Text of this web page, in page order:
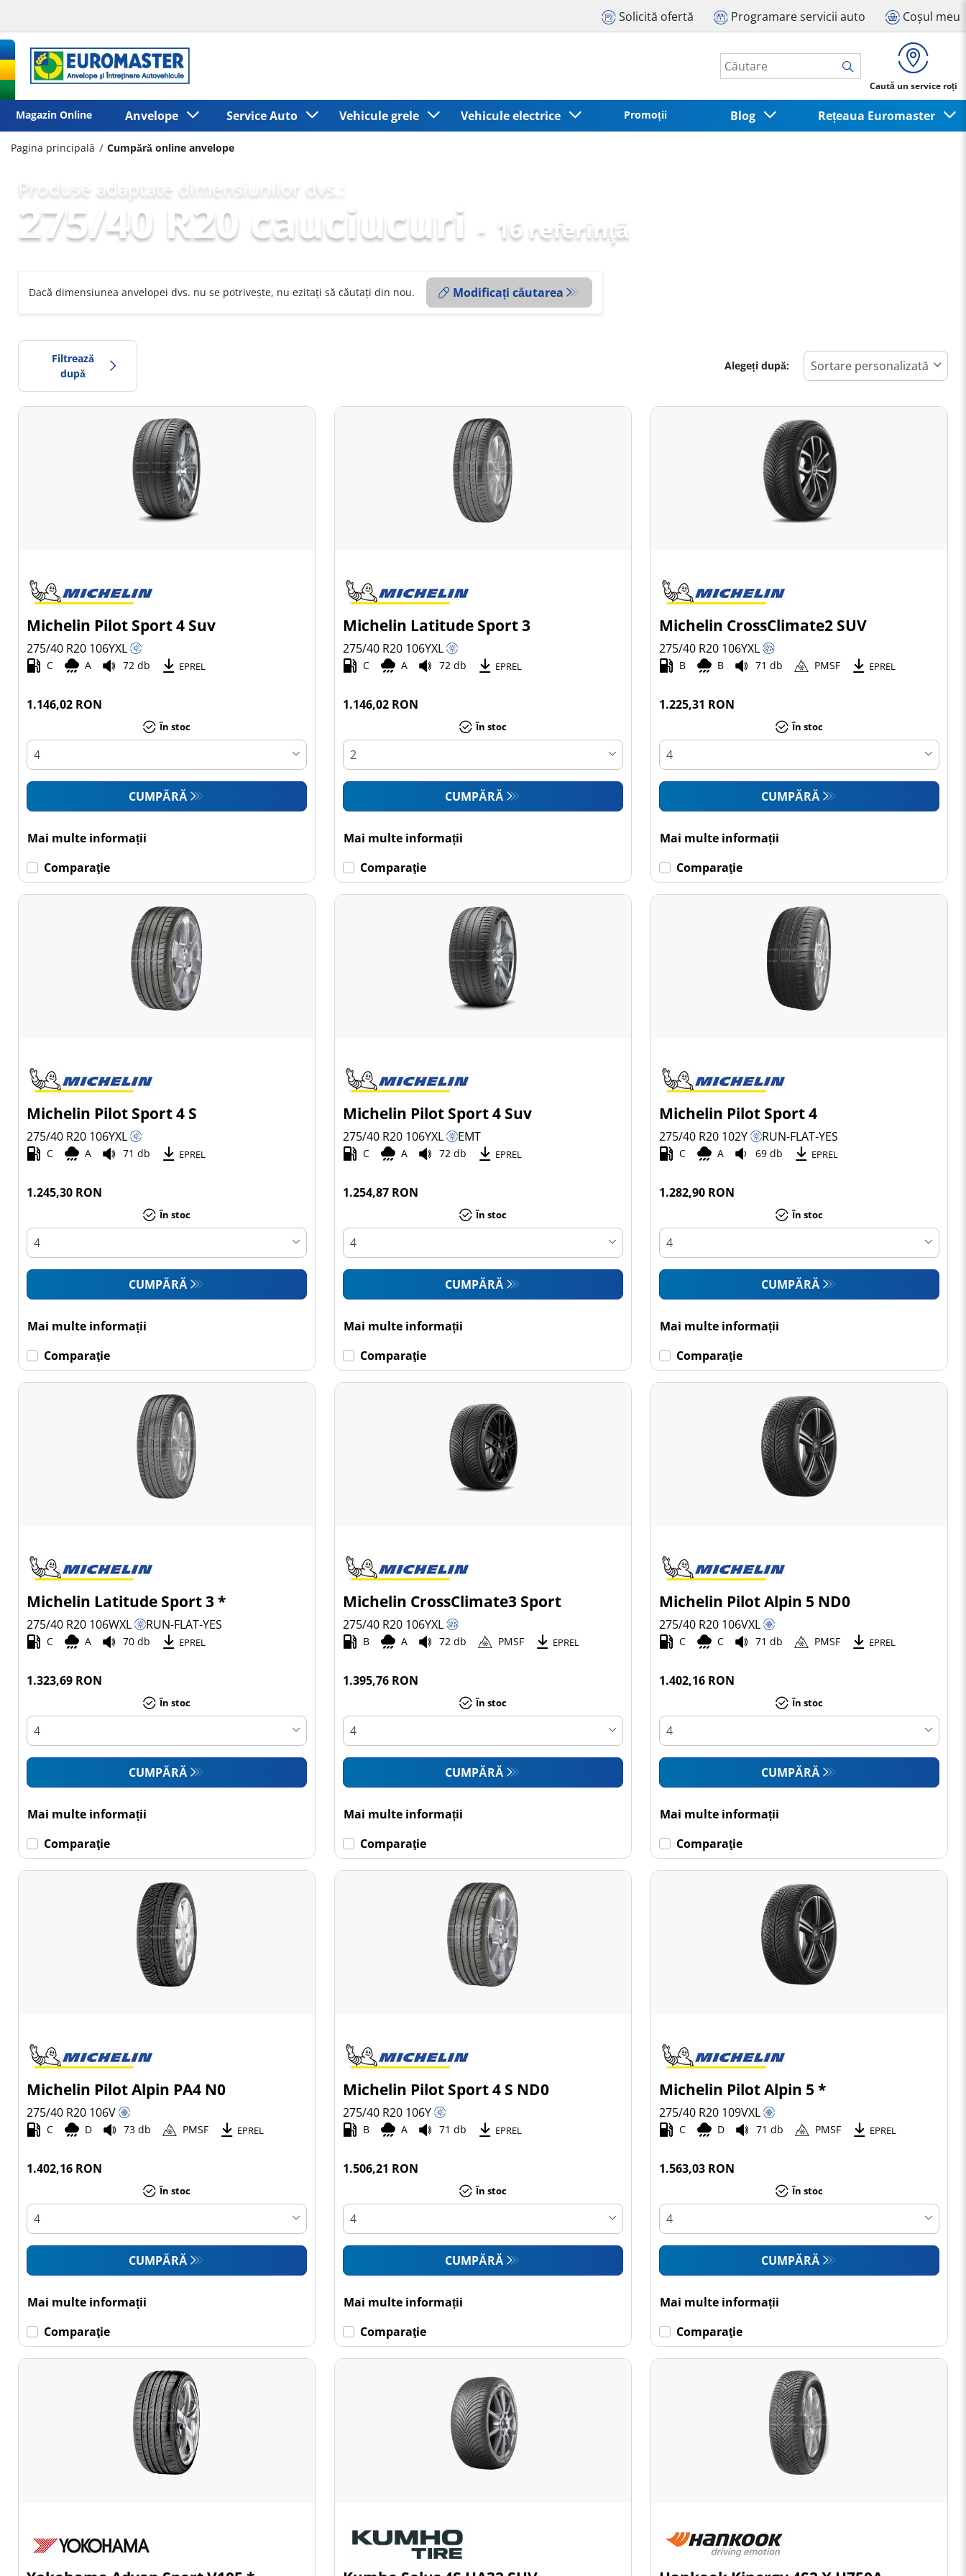
Solicită ofertă Programare servicii auto Coșul meu
Caută un service roți
Magazin Online Anvelope Service Auto Vehicule grele Vehicule electrice Promoții Blog Rețeaua Euromaster
Pagina principală Cumpără online anvelope
Produse adaptate dimensiunilor dvs.:
275/40 R20 cauciucuri - 16 referinţă
Dacă dimensiunea anvelopei dvs. nu se potrivește, nu ezitați să căutați din nou. Modificați căutarea
Filtrează
după
1564
Toate tipurile (16)
All Season (5)
Toate tipurile (16)
Camionetă (0)
Rulotă
autopropulsată (0)
multe
Alegeți după:
Michelin Pilot Sport 4 Suv
275/40 R20 106YXL
C A 72 db EPREL
1.146,02 RON
În stoc
CUMPĂRĂ
Mai multe informații
Comparaţie
Michelin Latitude Sport 3
275/40 R20 106YXL
C A 72 db EPREL
1.146,02 RON
În stoc
CUMPĂRĂ
Mai multe informații
Comparaţie
Michelin CrossClimate2 SUV
275/40 R20 106YXL
B B 71 db PMSF EPREL
1.225,31 RON
În stoc
CUMPĂRĂ
Mai multe informații
Comparaţie
Michelin Pilot Sport 4 S
275/40 R20 106YXL
C A 71 db EPREL
1.245,30 RON
În stoc
CUMPĂRĂ
Mai multe informații
Comparaţie
Michelin Pilot Sport 4 Suv
275/40 R20 106YXL EMT
C A 72 db EPREL
1.254,87 RON
În stoc
CUMPĂRĂ
Mai multe informații
Comparaţie
Michelin Pilot Sport 4
275/40 R20 102Y RUN-FLAT-YES
C A 69 db EPREL
1.282,90 RON
În stoc
CUMPĂRĂ
Mai multe informații
Comparaţie
Michelin Latitude Sport 3 *
275/40 R20 106WXL RUN-FLAT-YES
C A 70 db EPREL
1.323,69 RON
În stoc
CUMPĂRĂ
Mai multe informații
Comparaţie
Michelin CrossClimate3 Sport
275/40 R20 106YXL
B A 72 db PMSF EPREL
1.395,76 RON
În stoc
CUMPĂRĂ
Mai multe informații
Comparaţie
Michelin Pilot Alpin 5 ND0
275/40 R20 106VXL
C C 71 db PMSF EPREL
1.402,16 RON
În stoc
CUMPĂRĂ
Mai multe informații
Comparaţie
Michelin Pilot Alpin PA4 N0
275/40 R20 106V
C D 73 db PMSF EPREL
1.402,16 RON
În stoc
CUMPĂRĂ
Mai multe informații
Comparaţie
Michelin Pilot Sport 4 S ND0
275/40 R20 106Y
B A 71 db EPREL
1.506,21 RON
În stoc
CUMPĂRĂ
Mai multe informații
Comparaţie
Michelin Pilot Alpin 5 *
275/40 R20 109VXL
C D 71 db PMSF EPREL
1.563,03 RON
În stoc
CUMPĂRĂ
Mai multe informații
Comparaţie